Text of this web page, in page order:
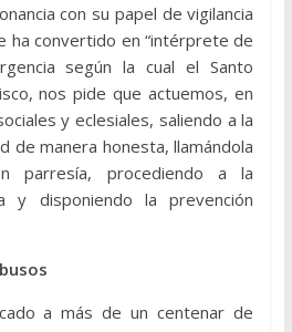
con su papel de vigilancia
ha convertido en “intérprete de
según la cual el Santo
nos pide que actuemos, en
y eclesiales, saliendo a la
de manera honesta, llamándola
parresía, procediendo a la
y disponiendo la prevención
a más de un centenar de